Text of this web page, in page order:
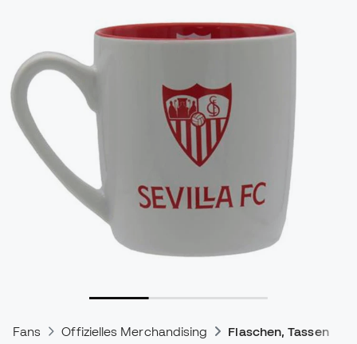
Fans Offizielles Merchandising Flaschen, Tassen